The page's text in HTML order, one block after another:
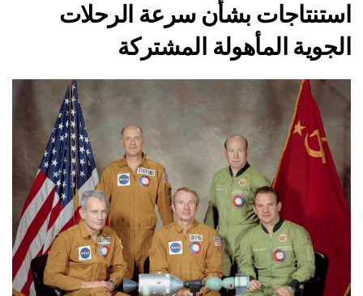
استنتاجات بشأن سرعة الرحلات
الجوية المأهولة المشتركة